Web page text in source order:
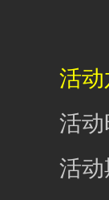
活动
活动时
活动期